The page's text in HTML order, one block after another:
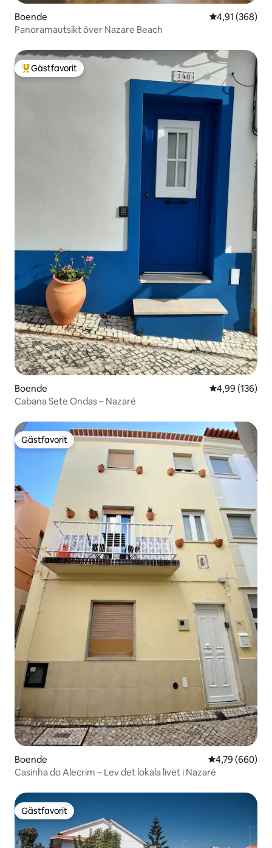
Boende 4,91 av 5 i
4,91 (368)
Panoramautsikt över Nazare Beach
Populär gästfavorit
Gästfavorit
Boende 4,99 av 5 i
4,99 (136)
Cabana Sete Ondas – Nazaré
Gästfavorit
Gästfavorit
Boende 4,79 av 5 i
4,79 (660)
Casinha do Alecrim – Lev det lokala livet i Nazaré
Gästfavorit
Gästfavorit